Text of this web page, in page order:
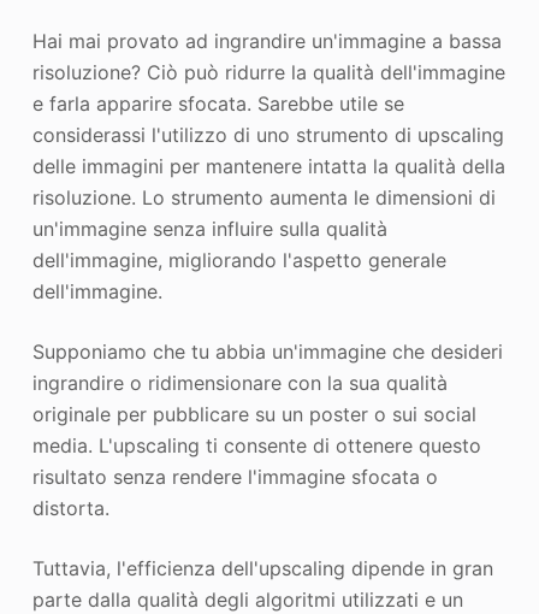
Hai mai provato ad ingrandire un'immagine a bassa
risoluzione? Ciò può ridurre la qualità dell'immagine
e farla apparire sfocata. Sarebbe utile se
considerassi l'utilizzo di uno strumento di upscaling
delle immagini per mantenere intatta la qualità della
risoluzione. Lo strumento aumenta le dimensioni di
un'immagine senza influire sulla qualità
dell'immagine, migliorando l'aspetto generale
dell'immagine.
Supponiamo che tu abbia un'immagine che desideri
ingrandire o ridimensionare con la sua qualità
originale per pubblicare su un poster o sui social
media. L'upscaling ti consente di ottenere questo
risultato senza rendere l'immagine sfocata o
distorta.
Tuttavia, l'efficienza dell'upscaling dipende in gran
parte dalla qualità degli algoritmi utilizzati e un